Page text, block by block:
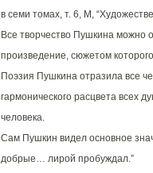
в семи томах, т. 6, М,
Все творчество Пушкина можно
произведение, сюжетом
Поэзия Пушкина отразила все
гармонического расцвета всех
человека.
Сам Пушкин видел основное
добрые… лирой пробуждал.”